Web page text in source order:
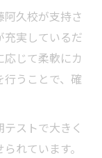
阿久校が支持さ
実しているだ
じて柔軟にカ
行うことで、確
ストで大きく
れています。